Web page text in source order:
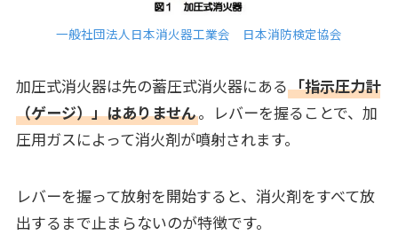
一般社団法人日本消火器工業会 日本消防検定協会
加圧式消火器は先の蓄圧式消火器にある「指示圧力計
（ゲージ）」はありません。レバーを握ることで、加
圧用ガスによって消火剤が噴射されます。
レバーを握って放射を開始すると、消火剤をすべて放
出するまで止まらないのが特徴です。